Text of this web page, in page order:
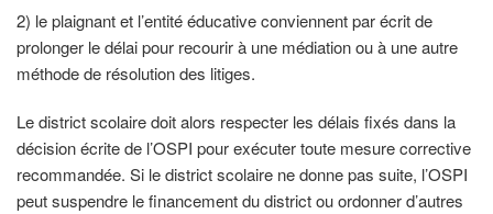
2) le plaignant et l’entité éducative conviennent par écrit de
prolonger le délai pour recourir à une médiation ou à une autre
méthode de résolution des litiges.
Le district scolaire doit alors respecter les délais fixés dans la
décision écrite de l’OSPI pour exécuter toute mesure corrective
recommandée. Si le district scolaire ne donne pas suite, l’OSPI
peut suspendre le financement du district ou ordonner d’autres